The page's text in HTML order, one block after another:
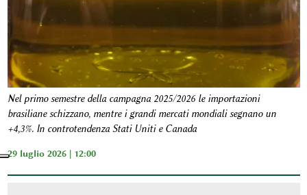
Nel primo semestre della campagna 2025/2026 le importazioni
brasiliane schizzano, mentre i grandi mercati mondiali segnano un
+4,3%. In controtendenza Stati Uniti e Canada
29 luglio 2026 | 12:00